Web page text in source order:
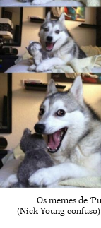
Os memes de
(Nick Young